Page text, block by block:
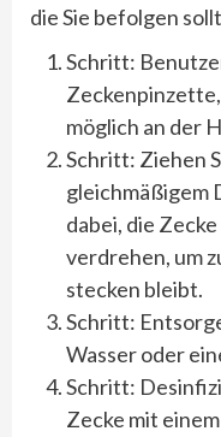
die Sie befolgen
Schritt:
möglich an der
Schritt: Ziehen
gleichmäßigem
dabei, die
verdrehen, um
stecken bleibt.
Schritt:
Wasser oder
Schritt:
Zecke mit